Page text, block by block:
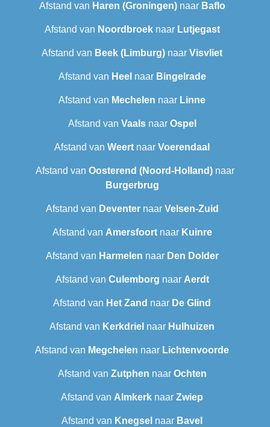
Afstand van Haren (Groningen)naar Baflo
Afstand van Noordbroeknaar Lutjegast
Afstand van Beek (Limburg) naar Visvliet
Afstand van Heel naar Bingelrade
Afstand van Mechelen naar Linne
Afstand van Vaalsnaar Ospel
Afstand van Weert naar Voerendaal
Afstand van Oosterend (Noord-Holland) naar
Burgerbrug
Afstand van Deventernaar Velsen-Zuid
Afstand van Amersfoortnaar Kuinre
Afstand van Harmelen naar Den Dolder
Afstand van Culemborg naar Aerdt
Afstand van Het Zand naar De Glind
Afstand van Kerkdriel naar Hulhuizen
Afstand van Megchelen naar Lichtenvoorde
Afstand van Zutphen naar Ochten
Afstand van Almkerk naar Zwiep
Afstand van Knegsel naar Bavel